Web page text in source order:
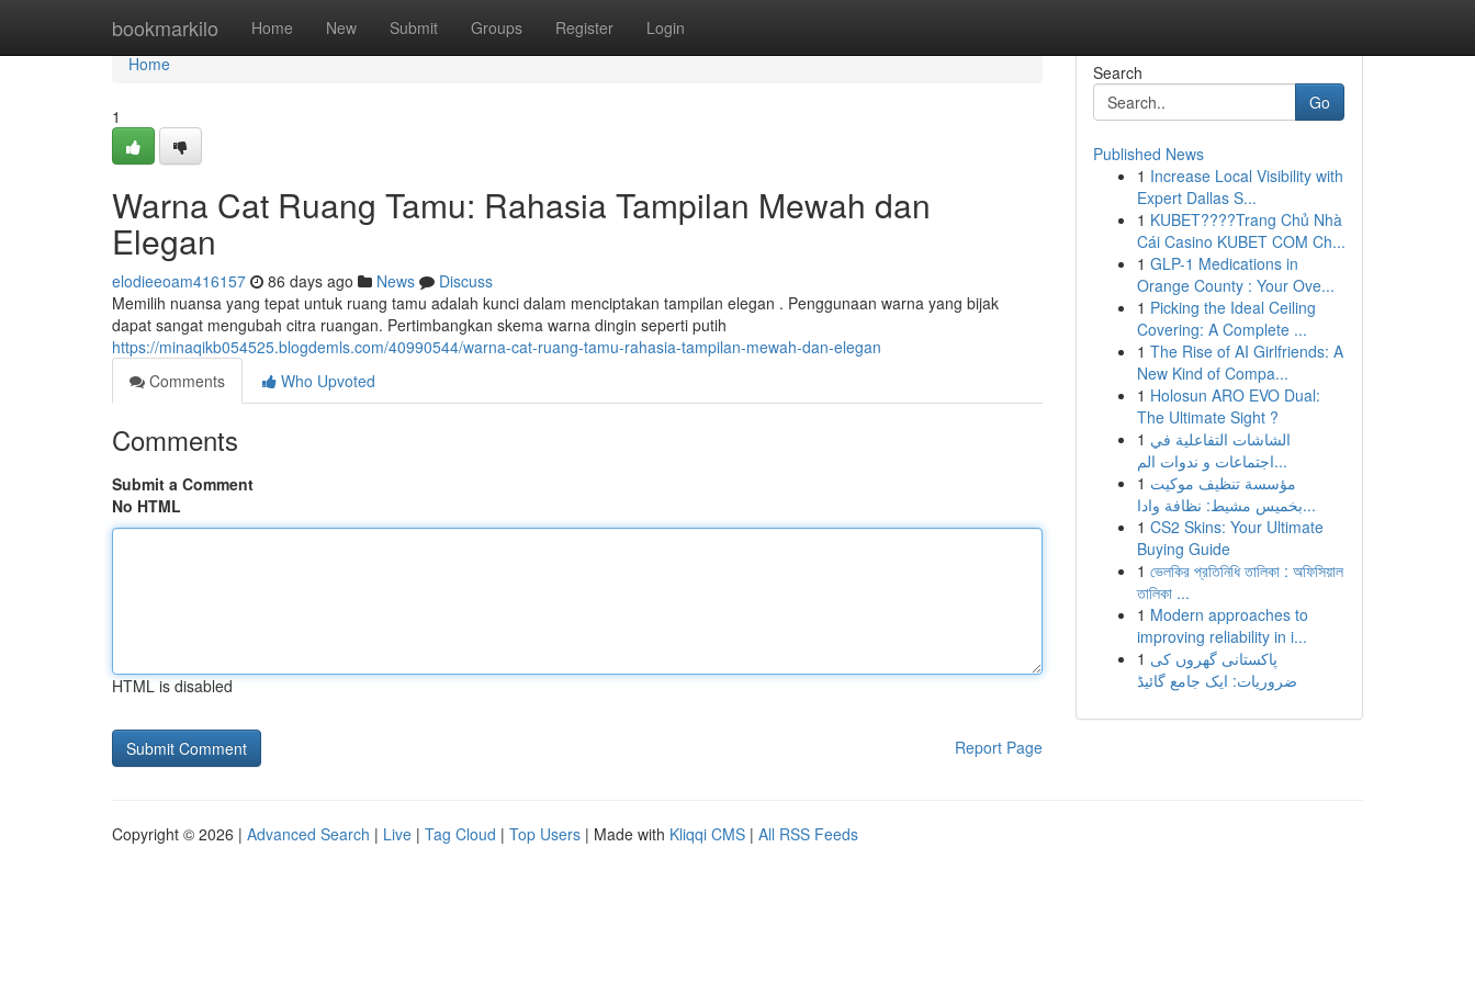
bookmarkilo Home New Submit Groups Register Login
Home
Home
1
Warna Cat Ruang Tamu: Rahasia Tampilan Mewah dan
Elegan
elodieeoam416157 86 days ago News
Discuss
Memilih nuansa yang tepat untuk ruang tamu adalah kunci dalam menciptakan tampilan elegan . Penggunaan warna yang bijak
dapat sangat mengubah citra ruangan. Pertimbangkan skema warna dingin seperti putih
https://minaqikb054525.blogdemls.com/40990544/warna-cat-ruang-tamu-rahasia-tampilan-mewah-dan-elegan
Comments
Who Upvoted
Comments
Submit a Comment
No HTML
HTML is disabled
Report Page
Search
Go
Published News
1 Increase Local Visibility with
Expert Dallas S...
1 KUBET????️Trang Chủ Nhà
Cái Casino KUBET COM Ch...
1 GLP-1 Medications in
Orange County : Your Ove...
1 Picking the Ideal Ceiling
Covering: A Complete ...
1 The Rise of AI Girlfriends: A
New Kind of Compa...
1 Holosun ARO EVO Dual:
The Ultimate Sight ?
1 الشاشات التفاعلية في
اجتماعات و ندوات الم...
1 مؤسسة تنظيف موكيت
بخميس مشيط: نظافة وادا...
1 CS2 Skins: Your Ultimate
Buying Guide
1 ভেলকির প্রতিনিধি তালিকা : অফিসিয়াল
তালিকা ...
1 Modern approaches to
improving reliability in i...
1 پاکستانی گھروں کی
ضروریات: ایک جامع گائیڈ
Copyright © 2026 | Advanced Search | Live | Tag Cloud | Top Users | Made with Kliqqi CMS | All RSS Feeds